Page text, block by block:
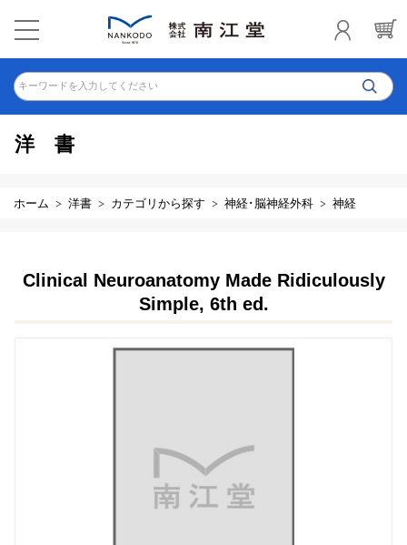
キーワードを入力してください
洋書
ホーム 洋書 カテゴリから探す 神経･脳神経外科 神経
Clinical Neuroanatomy Made Ridiculously
Simple, 6th ed.